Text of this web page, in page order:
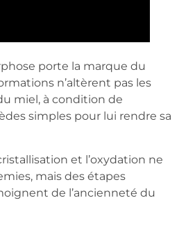
porte la marque du
n’altèrent pas les
miel, à condition de
simples pour lui rendre sa
et l’oxydation ne
mais des étapes
de l’ancienneté du